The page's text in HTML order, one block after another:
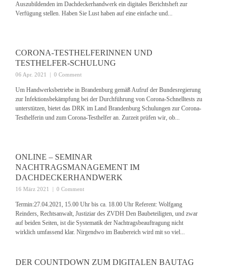
Auszubildenden im Dachdeckerhandwerk ein digitales Berichtsheft zur
Verfügung stellen. Haben Sie Lust haben auf eine einfache und...
CORONA-TESTHELFERINNEN UND
TESTHELFER-SCHULUNG
06 Apr. 2021 | 0 Comment
Um Handwerksbetriebe in Brandenburg gemäß Aufruf der Bundesregierung
zur Infektionsbekämpfung bei der Durchführung von Corona-Schnelltests zu
unterstützen, bietet das DRK im Land Brandenburg Schulungen zur Corona-
Testhelferin und zum Corona-Testhelfer an. Zurzeit prüfen wir, ob...
ONLINE – SEMINAR
NACHTRAGSMANAGEMENT IM
DACHDECKERHANDWERK
16 März 2021 | 0 Comment
Termin:27.04.2021, 15.00 Uhr bis ca. 18.00 Uhr Referent: Wolfgang
Reinders, Rechtsanwalt, Justiziar des ZVDH Den Baubeteiligten, und zwar
auf beiden Seiten, ist die Systematik der Nachtragsbeauftragung nicht
wirklich umfassend klar. Nirgendwo im Baubereich wird mit so viel...
DER COUNTDOWN ZUM DIGITALEN BAUTAG